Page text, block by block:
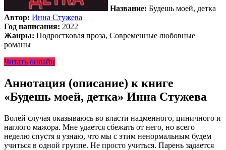
Название: Будешь моей, детка
Автор: Инна Стужева
Год написания: 2022
Жанры: Подростковая проза, Современные любовные
романы
Читать онлайн
Аннотация (описание) к книге
«Будешь моей, детка» Инна Стужева
Волей случая оказываюсь во власти надменного, циничного и
наглого мажора. Мне удается сбежать от него, но всего
неделю спустя я узнаю, что мы с этим ненормальным будем
учиться в одной группе. Не просто учиться. Парень задается